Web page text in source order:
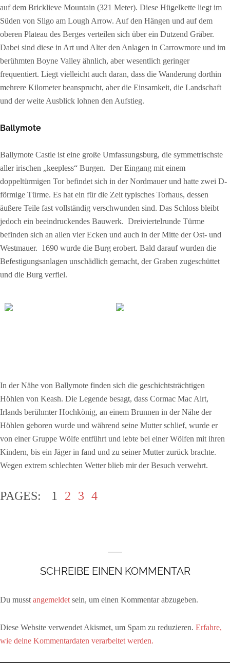
auf dem Bricklieve Mountain (321 Meter). Diese Hügelkette liegt im
Süden von Sligo am Lough Arrow. Auf den Hängen und auf dem
oberen Plateau des Berges verteilen sich über ein Dutzend Gräber.
Dabei sind diese in Art und Alter den Anlagen in Carrowmore und im
berühmten Boyne Valley ähnlich, aber wesentlich geringer
frequentiert. Liegt vielleicht auch daran, dass die Wanderung dorthin
mehrere Kilometer beansprucht, aber die Einsamkeit, die Landschaft
und der weite Ausblick lohnen den Aufstieg.
Ballymote
Ballymote Castle ist eine große Umfassungsburg, die symmetrischste
aller irischen „keepless“ Burgen. Der Eingang mit einem
doppeltürmigen Tor befindet sich in der Nordmauer und hatte zwei D-
förmige Türme. Es hat ein für die Zeit typisches Torhaus, dessen
äußere Teile fast vollständig verschwunden sind. Das Schloss bleibt
jedoch ein beeindruckendes Bauwerk. Dreiviertelrunde Türme
befinden sich an allen vier Ecken und auch in der Mitte der Ost- und
Westmauer. 1690 wurde die Burg erobert. Bald darauf wurden die
Befestigungsanlagen unschädlich gemacht, der Graben zugeschüttet
und die Burg verfiel.
In der Nähe von Ballymote finden sich die geschichtsträchtigen
Höhlen von Keash. Die Legende besagt, dass Cormac Mac Airt,
Irlands berühmter Hochkönig, an einem Brunnen in der Nähe der
Höhlen geboren wurde und während seine Mutter schlief, wurde er
von einer Gruppe Wölfe entführt und lebte bei einer Wölfen mit ihren
Kindern, bis ein Jäger in fand und zu seiner Mutter zurück brachte.
Wegen extrem schlechten Wetter blieb mir der Besuch verwehrt.
PAGES: 1 2 3 4
SCHREIBE EINEN KOMMENTAR
Du musst angemeldet sein, um einen Kommentar abzugeben.
Diese Website verwendet Akismet, um Spam zu reduzieren. Erfahre,
wie deine Kommentardaten verarbeitet werden.